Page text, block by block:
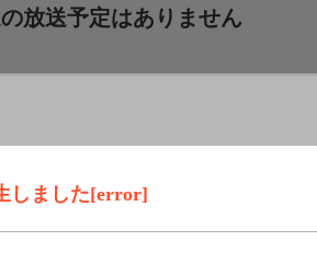
しました[error]
放送予定はありません